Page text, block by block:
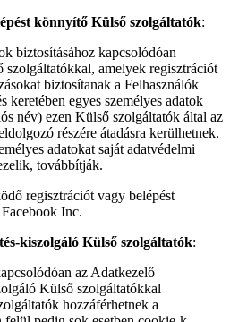
könnyítő Külső szolgáltatók:
biztosításához kapcsolódóan
amelyek regisztrációt
biztosítanak a Felhasználók
keretében egyes személyes adatok
név) ezen Külső szolgáltatók által az
részére átadásra kerülhetnek.
adatokat saját adatvédelmi
továbbítják.
regisztrációt vagy belépést
Inc.
kiszolgáló Külső szolgáltatók:
az Adatkezelő
Külső szolgáltatókkal
hozzáférhetnek a